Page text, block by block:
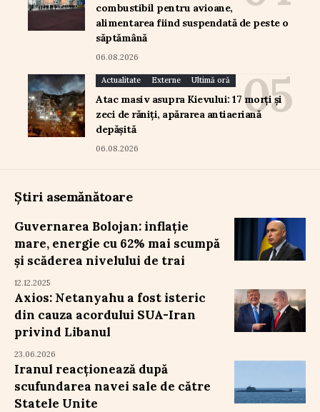
combustibil pentru avioane,
alimentarea fiind suspendată de peste o
săptămână
06.08.2026
Actualitate Externe Ultimă oră
Atac masiv asupra Kievului: 17 morți și
zeci de răniți, apărarea antiaeriană
depășită
06.08.2026
Știri asemănătoare
Guvernarea Bolojan: inflație
mare, energie cu 62% mai scumpă
și scăderea nivelului de trai
12.12.2025
Axios: Netanyahu a fost isteric
din cauza acordului SUA-Iran
privind Libanul
23.06.2026
Iranul reacționează după
scufundarea navei sale de către
Statele Unite